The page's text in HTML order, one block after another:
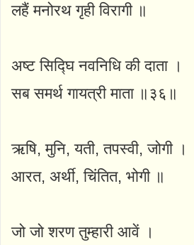
लहैं मनोरथ गृही विरागी ॥
अष्ट सिद्घि नवनिधि की दाता ।
सब समर्थ गायत्री माता ॥३६॥
ऋषि, मुनि, यती, तपस्वी, जोगी ।
आरत, अर्थी, चिंतित, भोगी ॥
जो जो शरण तुम्हारी आवें ।